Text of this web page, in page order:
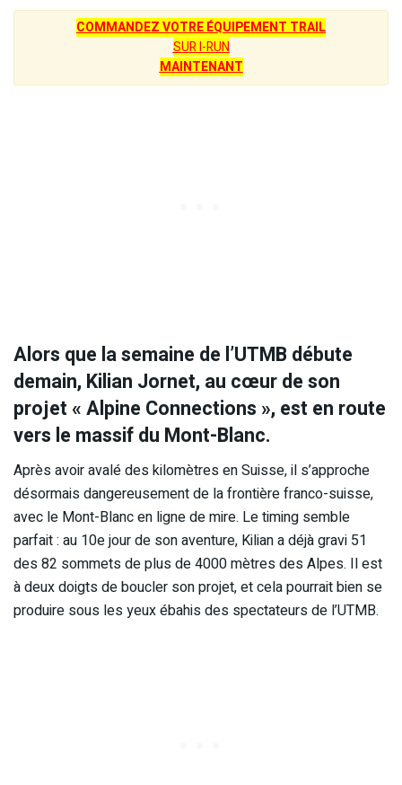
COMMANDEZ VOTRE ÉQUIPEMENT TRAIL
SUR I-RUN
MAINTENANT
Alors que la semaine de l’UTMB débute
demain, Kilian Jornet, au cœur de son
projet « Alpine Connections », est en route
vers le massif du Mont-Blanc.
Après avoir avalé des kilomètres en Suisse, il s’approche
désormais dangereusement de la frontière franco-suisse,
avec le Mont-Blanc en ligne de mire. Le timing semble
parfait : au 10e jour de son aventure, Kilian a déjà gravi 51
des 82 sommets de plus de 4000 mètres des Alpes. Il est
à deux doigts de boucler son projet, et cela pourrait bien se
produire sous les yeux ébahis des spectateurs de l’UTMB.